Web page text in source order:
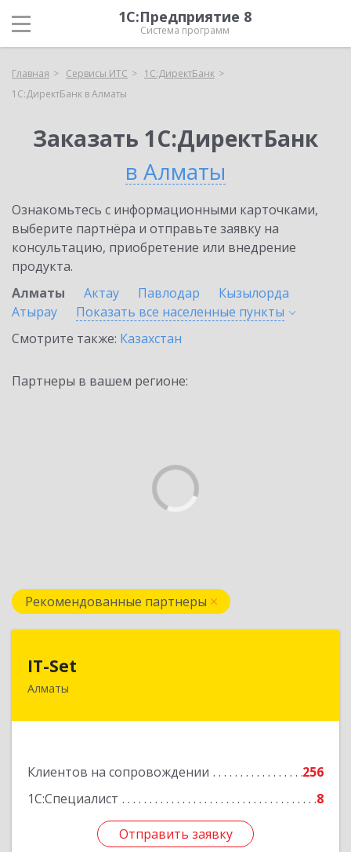
1С:Предприятие 8
Система программ
Главная Сервисы ИТС
1С:ДиректБанк
1С:ДиректБанк в Алматы
Заказать 1С:ДиректБанк
в Алматы
Ознакомьтесь с информационными карточками,
выберите партнёра и отправьте заявку на
консультацию, приобретение или внедрение
продукта.
Алматы
Актау Павлодар
Кызылорда
Атырау
Показать все населенные пункты
Смотрите также: Казахстан
Партнеры в вашем регионе:
Рекомендованные партнеры
IT-Set
Алматы
Клиентов на сопровождении
256
1С:Специалист
8
Отправить заявку
Отправить заявку